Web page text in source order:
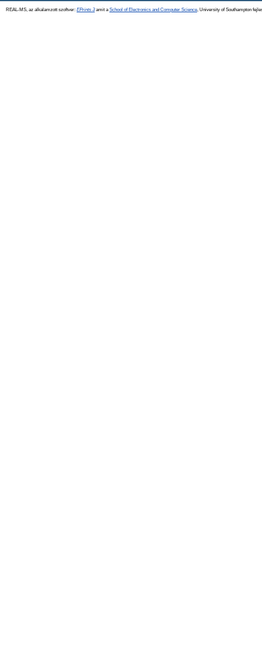
REAL-MS, az alkalamzott szoftver: EPrints 3amit a School of Electronics and Computer Science , University of Southampton